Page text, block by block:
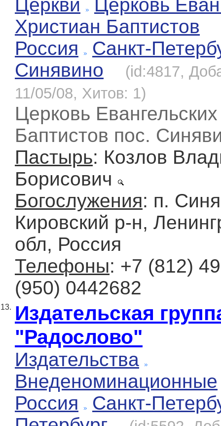
Церкви
Церковь
Христиан Баптистов
Россия
Санкт-
Синявино
(id:4817,
11/05/08, Хитов: 1)
Церковь
Баптистов пос.
Пастырь: Козлов
Борисович
Богослужения: п.
Кировский р-н,
обл, Россия
Телефоны: +7 (812)
(950) 0442682
13. Издательская
"Радослово"
Издательства
Внеденоминационные
Россия
Санкт-